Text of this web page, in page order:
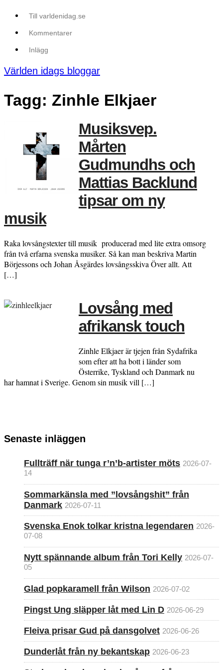
Till varldenidag.se
Kommentarer
Inlägg
Världen idags bloggar
Tagg: Zinhle Elkjaer
Musiksvep.
Mårten
Gudmundhs och
Mattias Backlund
tipsar om ny
musik
Raka lovsångstexter till musik producerad med lite extra omsorg
från två erfarna svenska musiker. Så kan man beskriva Martin
Börjessons och Johan Åsgärdes lovsångsskiva Över allt. Att
[…]
Lovsång med
afrikansk touch
Zinhle Elkjaer är tjejen från Sydafrika
som efter att ha bott i länder som
Österrike, Tyskland och Danmark nu
har hamnat i Sverige. Genom sin musik vill […]
Senaste inläggen
Fullträff när tunga r’n’b-artister möts 2026-07-
14
Sommarkänsla med ”lovsångshit” från
Danmark 2026-07-11
Svenska Enok tolkar kristna legendaren 2026-
07-08
Nytt spännande album från Tori Kelly 2026-07-
05
Glad popkaramell från Wilson 2026-07-02
Pingst Ung släpper låt med Lin D 2026-06-29
Fleiva prisar Gud på dansgolvet 2026-06-26
Dunderlåt från ny bekantskap 2026-06-23